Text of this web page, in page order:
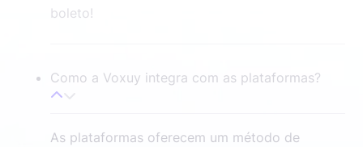
boleto!
Como a Voxuy integra com as plataformas?
As plataformas oferecem um método de